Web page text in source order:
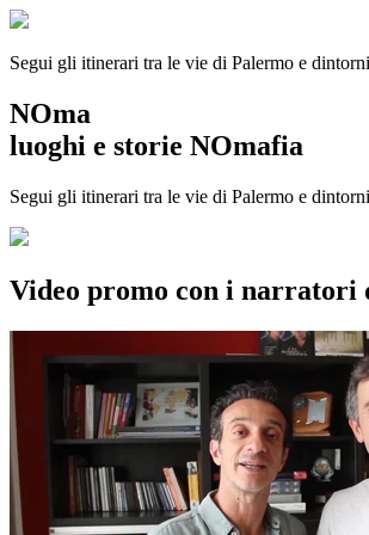
Segui gli itinerari tra le vie di Palermo e
NOma
luoghi e storie NOmafia
Segui gli itinerari tra le vie di Palermo e
Video promo con i narratori